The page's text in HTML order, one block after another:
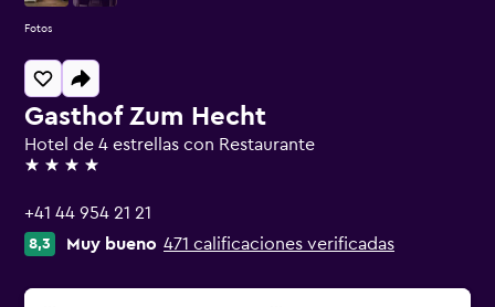
Gasthof Zum Hecht
Hotel de 4 estrellas con Restaurante
4 estrellas
+41 44 954 21 21
8,3 Muy bueno 471 calificaciones verificadas
Fotos